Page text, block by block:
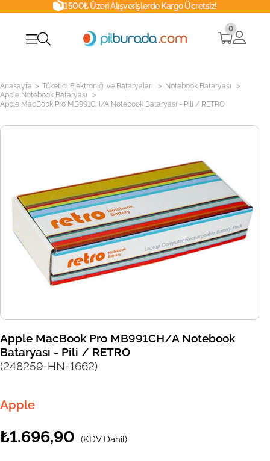
1500₺ Üzeri Alışverişlerde Kargo Ücretsiz!
0
Anasayfa > Tüketici Elektroniği ve Bataryaları > Notebook Bataryası >
Apple Notebook Bataryası >
Apple MacBook Pro MB991CH/A Notebook Bataryası - Pili / RETRO
Apple MacBook Pro MB991CH/A Notebook
Bataryası - Pili / RETRO
(248259-HN-1662)
Apple
₺1.696,90 (KDV Dahil)